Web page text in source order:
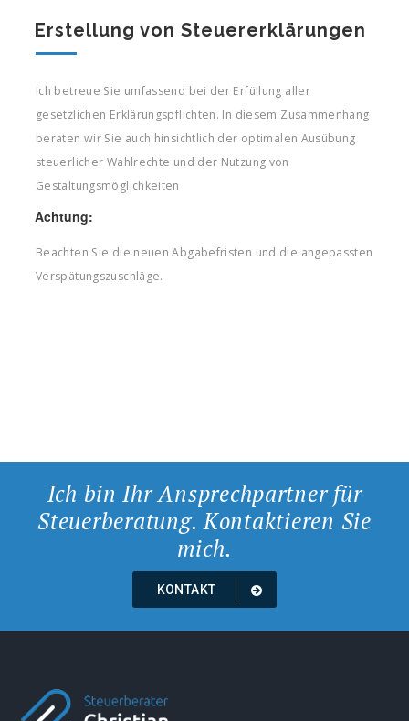
Erstellung von Steuererklärungen
Ich betreue Sie umfassend bei der Erfüllung aller
gesetzlichen Erklärungspflichten. In diesem Zusammenhang
beraten wir Sie auch hinsichtlich der optimalen Ausübung
steuerlicher Wahlrechte und der Nutzung von
Gestaltungsmöglichkeiten
Achtung:
Beachten Sie die neuen Abgabefristen und die angepassten
Verspätungszuschläge.
Ich bin Ihr Ansprechpartner für
Steuerberatung. Kontaktieren Sie
mich.
KONTAKT